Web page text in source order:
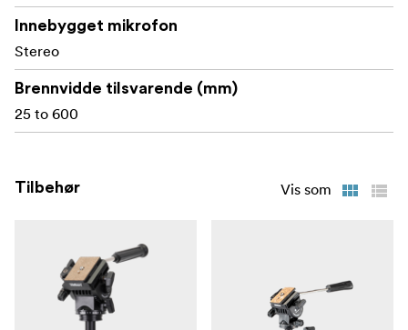
støtter ulike opptaksmoduser, inkludert 4K 60p-
opptak med 100 Mbps (HEVC LongGOP) og Super
Slow-Motion-opptak med 120 bilder per sekund i
Full HD, noe som gir kreativ fleksibilitet for opptak
av motiver i rask bevegelse.
Brukervennlig grensesnitt:** Videokameraet har en
punkters oppløsning, som gir god synlighet og
responsiv berøringsbetjening. OLED-søkeren med
forbedrer brukervennligheten i ulike
opptaksmiljøer.
Omfattende tilkoblingsmuligheter:** HC-X1200E er
utstyrt med en HDMI Type A-utgang som støtter
Innebygget mikrofon
Stereo
Brennvidde tilsvarende (mm)
25 to 600
Tilbehør Vis som